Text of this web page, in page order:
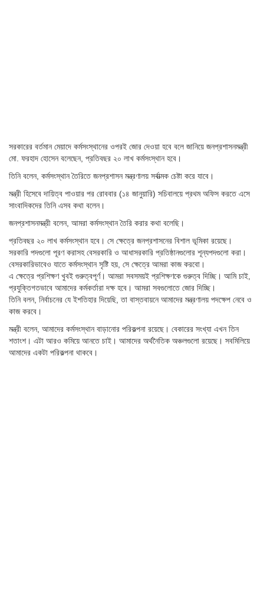
সরকারের বর্তমান মেয়াদে কর্মসংস্থানের ওপরই জোর দেওয়া হবে বলে জানিয়ে জনপ্রশাসনমন্ত্রী
মো. ফরহাদ হোসেন বলেছেন, প্রতিবছর ২০ লাখ কর্মসংস্থান হবে।
তিনি বলেন, কর্মসংস্থান তৈরিতে জনপ্রশাসন মন্ত্রণালয় সর্বাত্মক চেষ্টা করে যাবে।
মন্ত্রী হিসেবে দায়িত্ব পাওয়ার পর রোববার (১৪ জানুয়ারি) সচিবালয়ে প্রথম অফিস করতে এসে
সাংবাদিকদের তিনি এসব কথা বলেন।
জনপ্রশাসনমন্ত্রী বলেন, আমরা কর্মসংস্থান তৈরি করার কথা বলেছি।
প্রতিবছর ২০ লাখ কর্মসংস্থান হবে। সে ক্ষেত্রে জনপ্রশাসনের বিশাল ভূমিকা রয়েছে।
সরকারি পদগুলো পূরণ করাসহ বেসরকারি ও আধাসরকারি প্রতিষ্ঠানগুলোর শূন্যপদগুলো করা।
বেসরকারিভাবেও যাতে কর্মসংস্থান সৃষ্টি হয়, সে ক্ষেত্রে আমরা কাজ করবো।
এ ক্ষেত্রে প্রশিক্ষণ খুবই গুরুত্বপূর্ণ। আমরা সবসময়ই প্রশিক্ষণকে গুরুত্ব দিচ্ছি। আমি চাই,
প্রযুক্তিগতভাবে আমাদের কর্মকর্তারা দক্ষ হবে। আমরা সবগুলোতে জোর দিচ্ছি।
তিনি বলন, নির্বাচনের যে ইশতিহার দিয়েছি, তা বাস্তবায়নে আমাদের মন্ত্রণালয় পদক্ষেপ নেবে ও
কাজ করবে।
মন্ত্রী বলেন, আমাদের কর্মসংস্থান বাড়ানোর পরিকল্পনা রয়েছে। বেকারের সংখ্যা এখন তিন
শতাংশ। এটা আরও কমিয়ে আনতে চাই। আমাদের অর্থনৈতিক অঞ্চলগুলো রয়েছে। সবমিলিয়ে
আমাদের একটা পরিকল্পনা থাকবে।